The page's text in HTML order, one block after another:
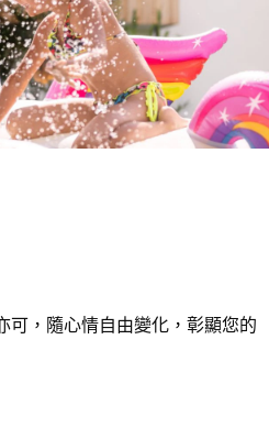
可，隨心情自由變化，彰顯您的